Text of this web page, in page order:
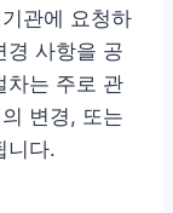
관에 요청하
경 사항을 공
차는 주로 관
변경, 또는
니다.